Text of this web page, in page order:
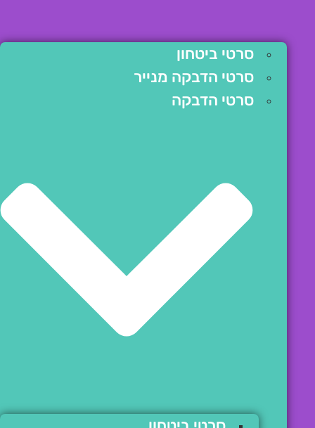
סרטי ביטחון
סרטי הדבקה מנייר
סרטי הדבקה